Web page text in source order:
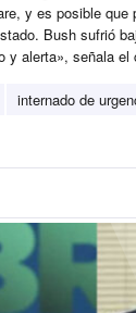
y es posible
Bush sufrió
y alerta», señala el
internado de